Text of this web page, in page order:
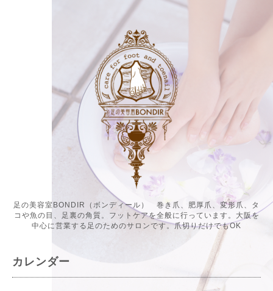
足の美容室BONDIR（ボンディール） 巻き爪、肥厚爪、変形爪、タ
コや魚の目、足裏の角質。フットケアを全般に行っています。大阪を
中心に営業する足のためのサロンです。爪切りだけでもOK
カレンダー